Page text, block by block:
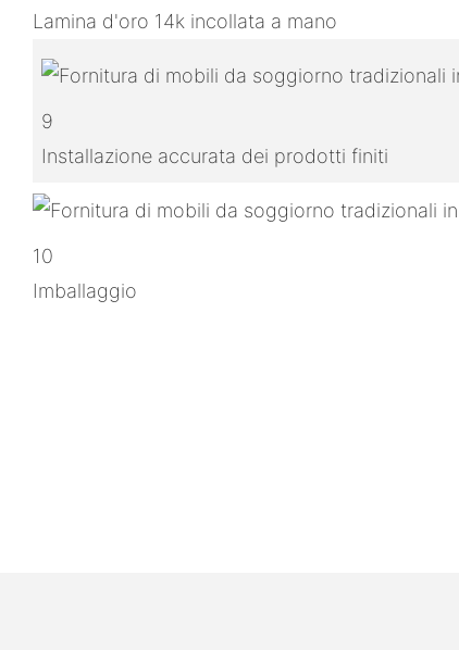
Lamina d'oro 14k incollata a mano
9
Installazione accurata dei prodotti finiti
10
Imballaggio